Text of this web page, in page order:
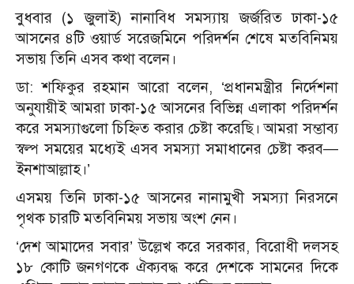
বুধবার (১ জুলাই) নানাবিধ সমস্যায় জর্জরিত ঢাকা-১৫
আসনের ৪টি ওয়ার্ড সরেজমিনে পরিদর্শন শেষে মতবিনিময়
সভায় তিনি এসব কথা বলেন।
ডা: শফিকুর রহমান আরো বলেন, ‘প্রধানমন্ত্রীর নির্দেশনা
অনুযায়ীই আমরা ঢাকা-১৫ আসনের বিভিন্ন এলাকা পরিদর্শন
করে সমস্যাগুলো চিহ্নিত করার চেষ্টা করেছি। আমরা সম্ভাব্য
স্বল্প সময়ের মধ্যেই এসব সমস্যা সমাধানের চেষ্টা করব—
ইনশাআল্লাহ।’
এসময় তিনি ঢাকা-১৫ আসনের নানামুখী সমস্যা নিরসনে
পৃথক চারটি মতবিনিময় সভায় অংশ নেন।
‘দেশ আমাদের সবার’ উল্লেখ করে সরকার, বিরোধী দলসহ
১৮ কোটি জনগণকে ঐক্যবদ্ধ করে দেশকে সামনের দিকে